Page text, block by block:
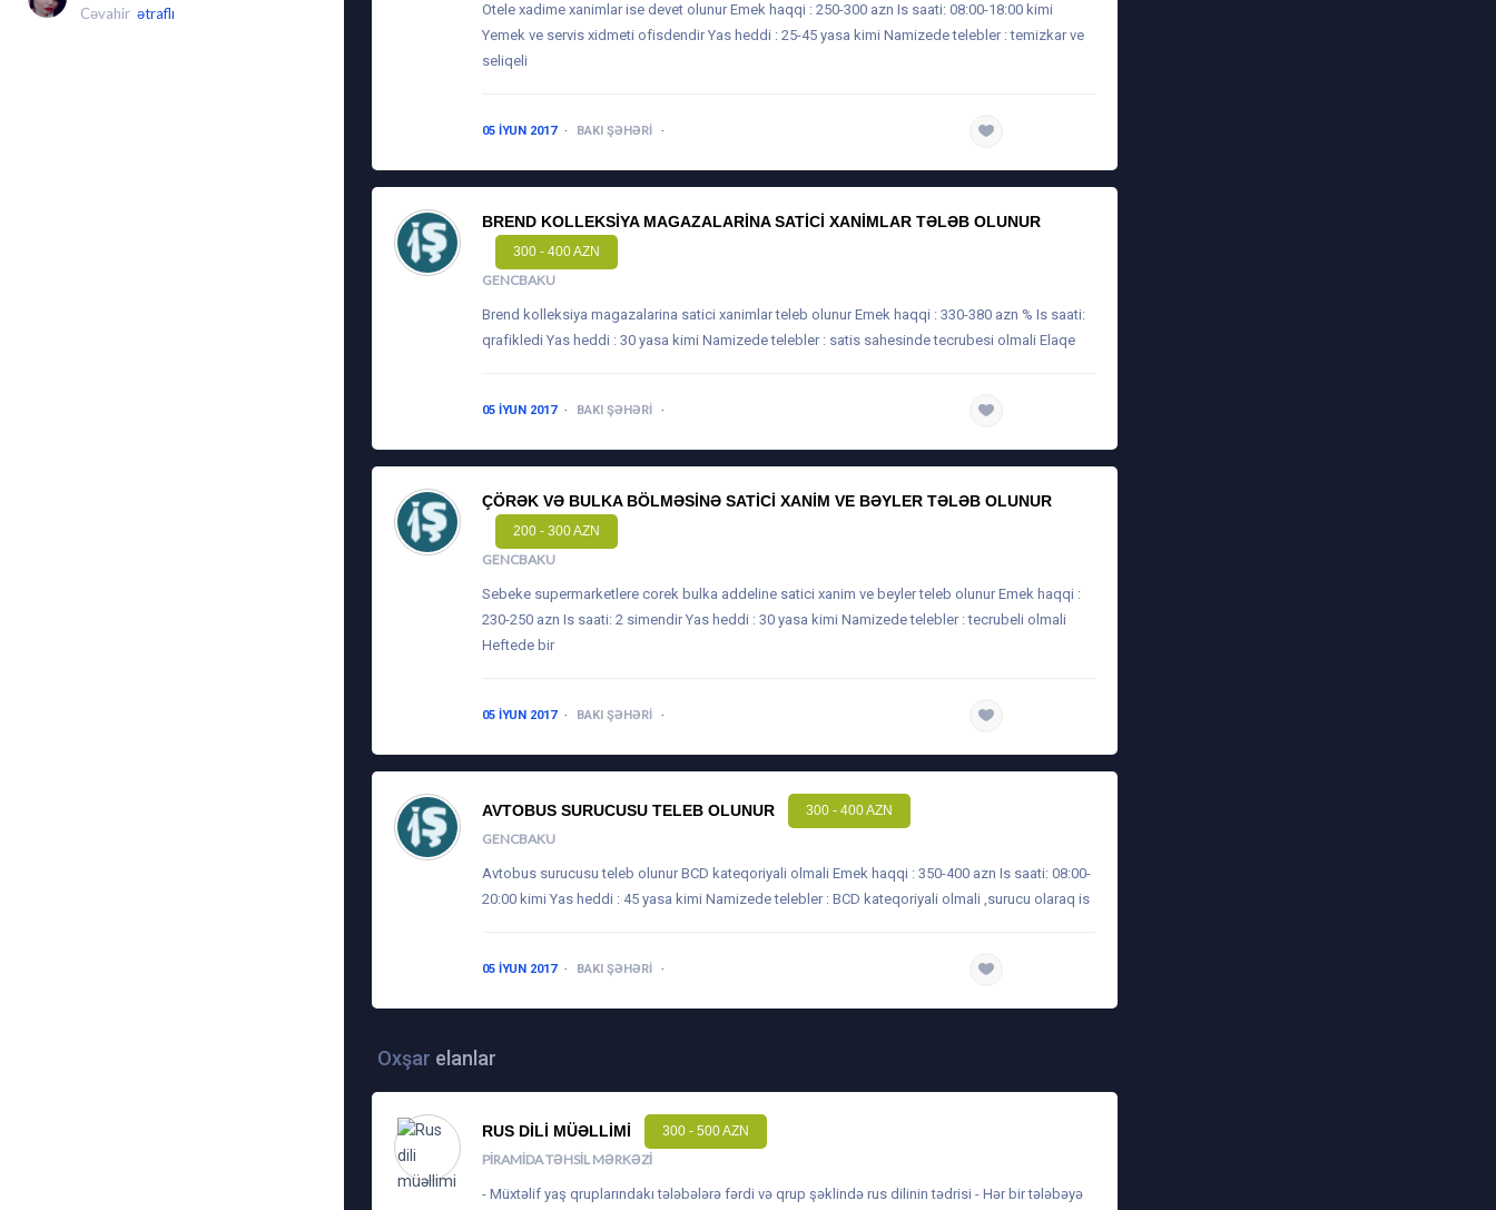
Cəvahir ətraflı
Otele xadime xanimlar ise devet olunur Emek haqqi : 250-300 azn Is saati: 08:00-18:00 kimi
Yemek ve servis xidmeti ofisdendir Yas heddi : 25-45 yasa kimi Namizede telebler : temizkar ve
seliqeli
05 IYUN 2017 BAKI ŞƏHƏRI
BREND KOLLEKSIYA MAGAZALARINA SATICI XANIMLAR TƏLƏB OLUNUR
300 - 400 AZN
GENCBAKU
Brend kolleksiya magazalarina satici xanimlar teleb olunur Emek haqqi : 330-380 azn % Is saati:
qrafikledi Yas heddi : 30 yasa kimi Namizede telebler : satis sahesinde tecrubesi olmali Elaqe
05 IYUN 2017 BAKI ŞƏHƏRI
ÇÖRƏK VƏ BULKA BÖLMƏSINƏ SATICI XANIM VE BƏYLER TƏLƏB OLUNUR
200 - 300 AZN
GENCBAKU
Sebeke supermarketlere corek bulka addeline satici xanim ve beyler teleb olunur Emek haqqi :
230-250 azn Is saati: 2 simendir Yas heddi : 30 yasa kimi Namizede telebler : tecrubeli olmali
Heftede bir
05 IYUN 2017 BAKI ŞƏHƏRI
AVTOBUS SURUCUSU TELEB OLUNUR 300 - 400 AZN
GENCBAKU
Avtobus surucusu teleb olunur BCD kateqoriyali olmali Emek haqqi : 350-400 azn Is saati: 08:00-
20:00 kimi Yas heddi : 45 yasa kimi Namizede telebler : BCD kateqoriyali olmali ,surucu olaraq is
05 IYUN 2017 BAKI ŞƏHƏRI
Oxşar elanlar
RUS DILI MÜƏLLIMI 300 - 500 AZN
PIRAMIDA TƏHSIL MƏRKƏZI
- Müxtəlif yaş qruplarındakı tələbələrə fərdi və qrup şəklində rus dilinin tədrisi - Hər bir tələbəyə